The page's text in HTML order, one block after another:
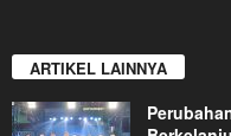
ARTIKEL LAINNYA